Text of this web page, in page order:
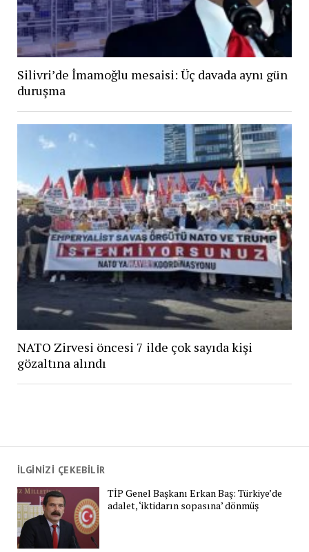
İLGİNİZİ ÇEKEBİLİR
TİP Genel Başkanı Erkan Baş: Türkiye’de
adalet, ‘iktidarın sopasına’ dönmüş
Silivri’de İmamoğlu mesaisi: Üç davada aynı gün
duruşma
NATO Zirvesi öncesi 7 ilde çok sayıda kişi
gözaltına alındı